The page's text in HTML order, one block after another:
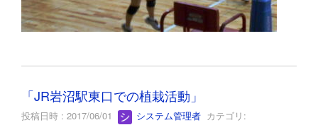
「JR岩沼駅東口での植栽活動」
投稿日時 : 2017/06/01 システム管理者 カテゴリ: